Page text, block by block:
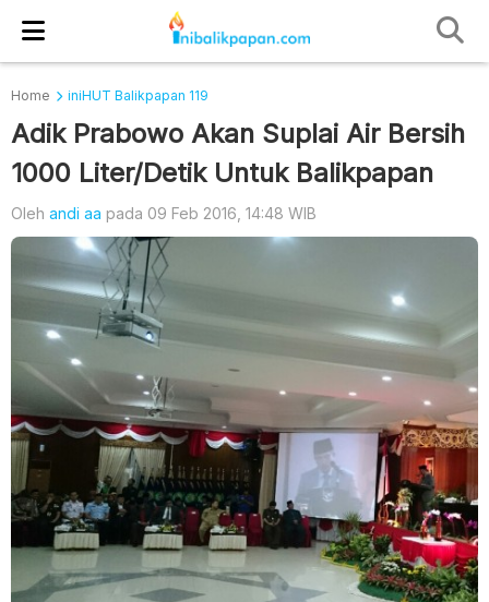
Home iniHUT Balikpapan 119
Adik Prabowo Akan Suplai Air Bersih
1000 Liter/Detik Untuk Balikpapan
Oleh andi aa pada 09 Feb 2016, 14:48 WIB